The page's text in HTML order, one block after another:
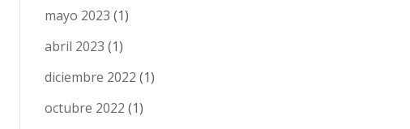
mayo 2023 (1)
abril 2023 (1)
diciembre 2022 (1)
octubre 2022 (1)